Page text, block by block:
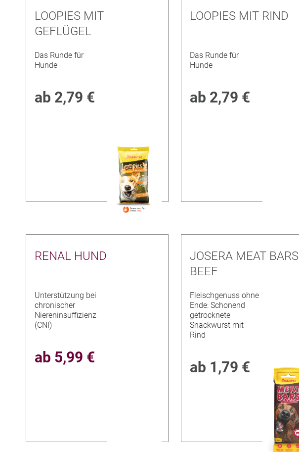
LOOPIES MIT
GEFLÜGEL
Das Runde für
Hunde
ab 2,79 €
LOOPIES MIT RIND
Das Runde für
Hunde
ab 2,79 €
RENAL HUND
Unterstützung bei
chronischer
Niereninsuffizienz
(CNI)
ab 5,99 €
JOSERA MEAT BARS
BEEF
Fleischgenuss ohne
Ende: Schonend
getrocknete
Snackwurst mit
Rind
ab 1,79 €